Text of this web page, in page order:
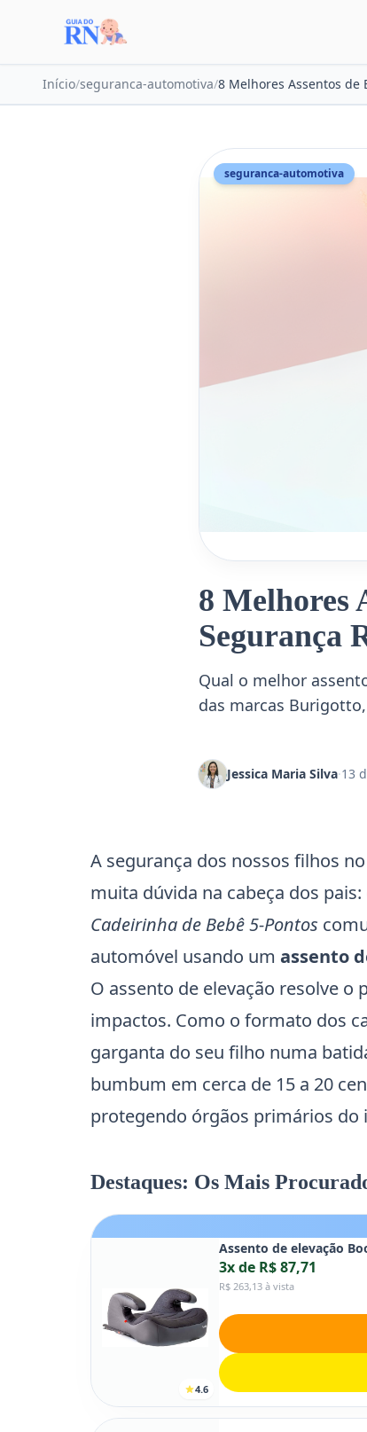
Início/seguranca-automotiva/8 Melhores Assentos de
seguranca-automotiva
8 Melhores
Segurança
Qual o melhor
das marcas
Jessica Maria Silva·13
A segurança dos nossos filhos
muita dúvida na cabeça dos
Cadeirinha de Bebê 5-Pontos
automóvel usando um assento
O assento de elevação resolve
impactos. Como o formato dos
garganta do seu filho numa
bumbum em cerca de 15 a 20
protegendo órgãos primários do
Destaques: Os Mais
4.6
Assento de elevação
3x de R$ 87,71
R$ 263,13 à vista